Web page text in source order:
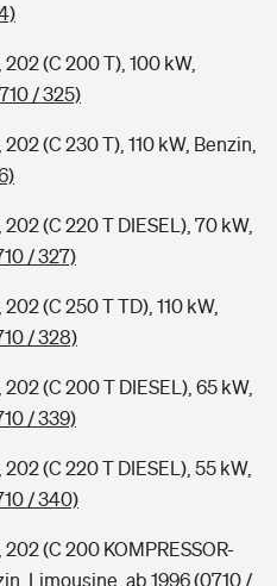
(C 200 T), 100 kW,
/ 325)
(C 230 T), 110 kW, Benzin,
(C 220 T DIESEL), 70 kW,
/ 327)
(C 250 T TD), 110 kW,
/ 328)
(C 200 T DIESEL), 65 kW,
/ 339)
(C 220 T DIESEL), 55 kW,
/ 340)
(C 200 KOMPRESSOR-
Limousine, ab 1996(0710 /